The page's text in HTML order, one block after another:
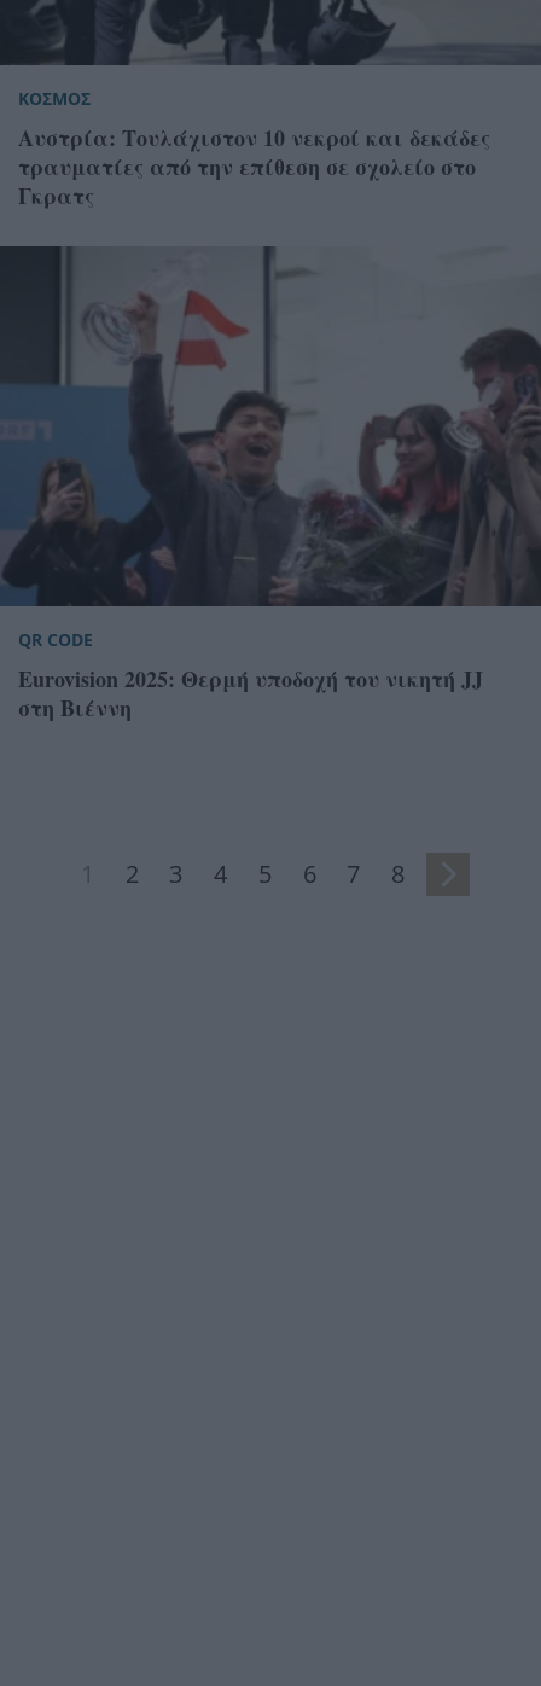
ΚΟΣΜΟΣ
Αυστρία: Τουλάχιστον 10 νεκροί και δεκάδες
τραυματίες από την επίθεση σε σχολείο στο
Γκρατς
QR CODE
Eurovision 2025: Θερμή υποδοχή του νικητή JJ
στη Βιέννη
1 2 3 4 5 6 7 8